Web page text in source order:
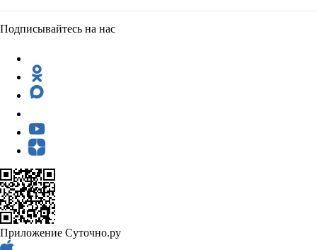
Подписывайтесь на нас
Приложение Суточно.ру